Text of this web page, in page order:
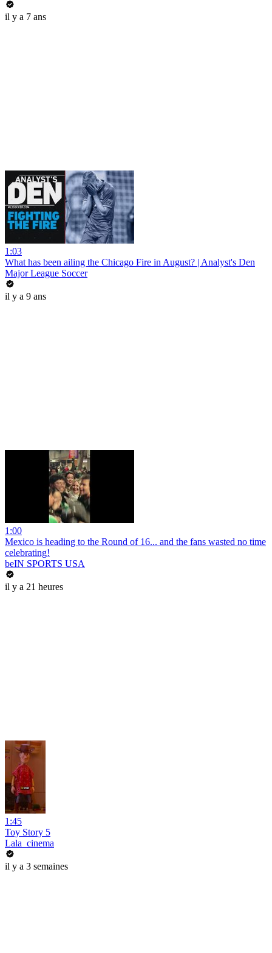
il y a 7 ans
1:03
What has been ailing the Chicago Fire in August? | Analyst's Den
Major League Soccer
il y a 9 ans
1:00
Mexico is heading to the Round of 16... and the fans wasted no time
celebrating!
beIN SPORTS USA
il y a 21 heures
1:45
Toy Story 5
Lala_cinema
il y a 3 semaines